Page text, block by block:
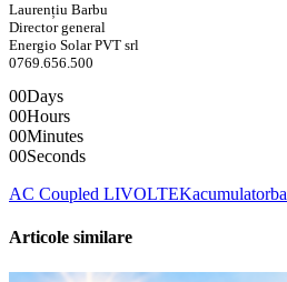
Laurențiu Barbu
Director general
Energio Solar PVT srl
0769.656.500
00Days
00Hours
00Minutes
00Seconds
AC Coupled LIVOLTEKacumulator
Articole similare